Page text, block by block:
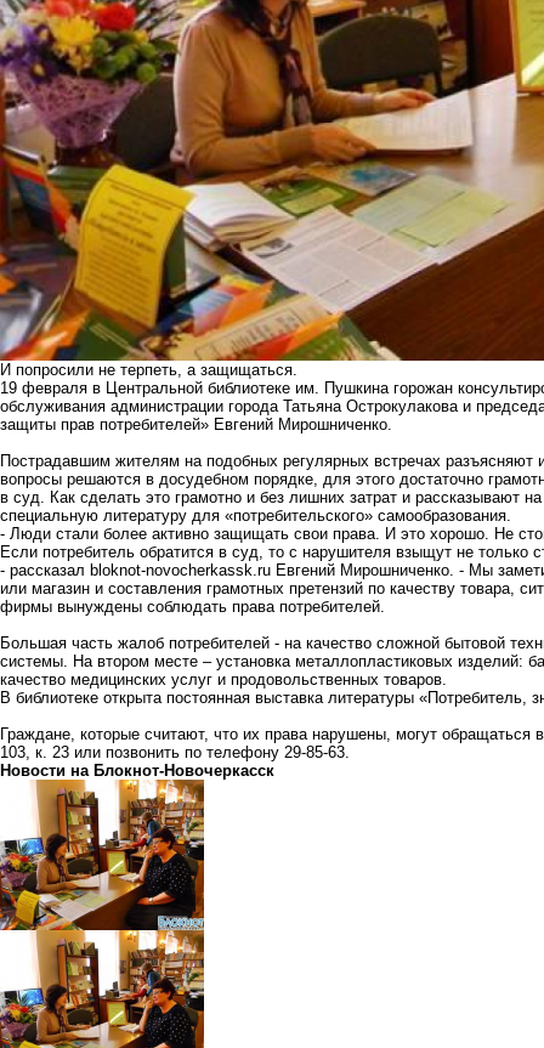
И попросили не терпеть, а защищаться.
19 февраля в Центральной библиотеке им. Пушкина горожан
обслуживания администрации города Татьяна Острокулакова и
защиты прав потребителей» Евгений Мирошниченко.
Пострадавшим жителям на подобных регулярных встречах разъясняют
вопросы решаются в досудебном порядке, для этого достаточно
в суд. Как сделать это грамотно и без лишних затрат и рассказывают
специальную литературу для «потребительского» самообразования.
- Люди стали более активно защищать свои права. И это хорошо. Не
Если потребитель обратится в суд, то с нарушителя взыщут не
- рассказал bloknot-novocherkassk.ru Евгений Мирошниченко. - Мы
или магазин и составления грамотных претензий по качеству товара,
фирмы вынуждены соблюдать права потребителей.
Большая часть жалоб потребителей - на качество сложной бытовой
системы. На втором месте – установка металлопластиковых изделий:
качество медицинских услуг и продовольственных товаров.
В библиотеке открыта постоянная выставка литературы «Потребитель,
Граждане, которые считают, что их права нарушены, могут
103, к. 23 или позвонить по телефону 29-85-63.
Новости на Блoкнoт-Новочеркасск